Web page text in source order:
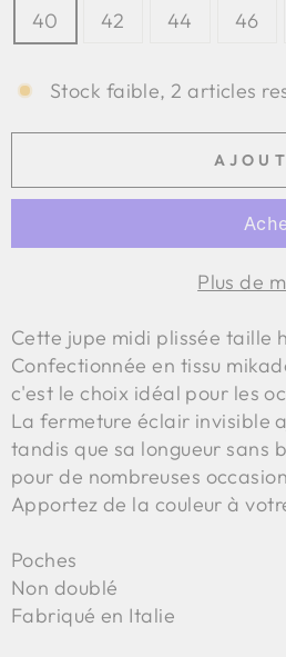
40 42 44 46
Stock faible, 2 articles
Plus de
Cette jupe midi plissée taille
Confectionnée en tissu
c'est le choix idéal pour les
La fermeture éclair invisible
tandis que sa longueur sans
pour de nombreuses
Apportez de la couleur à
Poches
Non doublé
Fabriqué en Italie